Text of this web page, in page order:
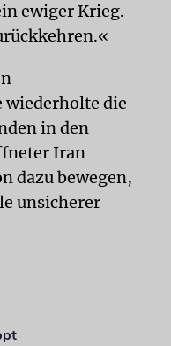
ewiger Krieg.
wiederholte die
in den
Iran
dazu bewegen,
unsicherer